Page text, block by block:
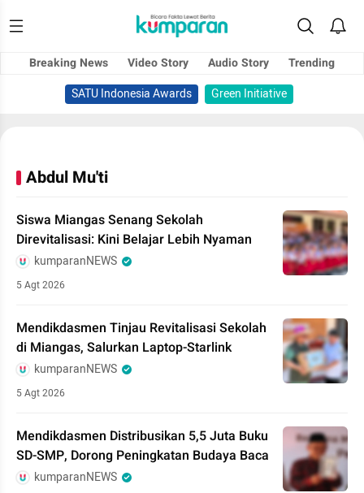
Breaking News Video Story Audio Story
Trending
SATU Indonesia Awards
Green Initiative
Abdul Mu'ti
Siswa Miangas Senang Sekolah
Direvitalisasi: Kini Belajar Lebih Nyaman
kumparanNEWS
5 Agt 2026
Mendikdasmen Tinjau Revitalisasi Sekolah
di Miangas, Salurkan Laptop-Starlink
kumparanNEWS
5 Agt 2026
Mendikdasmen Distribusikan 5,5 Juta Buku
SD-SMP, Dorong Peningkatan Budaya Baca
kumparanNEWS